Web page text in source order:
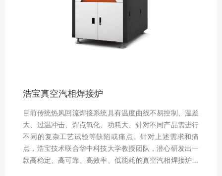
浩宝真空汽相焊接炉
目前传统热风回流焊接系统具有温度曲线不易控制、温差
大、过温冲击、焊点氧化、功耗大、针对不同产品需进行
不同的复杂工艺试验等缺陷或痛点。针对上述需求和痛
点，浩宝技术联合华中科技大学教授团队，潜心研发出一
款高稳定、高可靠、高效率、低能耗的真空汽相焊接炉，